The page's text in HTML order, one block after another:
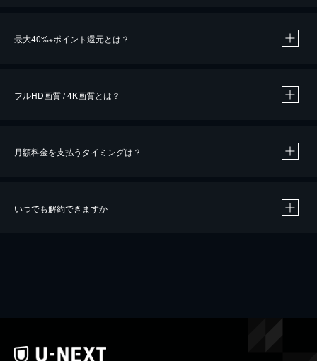
最大40%※ポイント還元とは？
※40％ポイント還元の対象は、クレジットカード決済による作品の購入 / レンタルです。
フルHD画質 / 4K画質とは？
月額料金を支払うタイミングは？
いつでも解約できますか